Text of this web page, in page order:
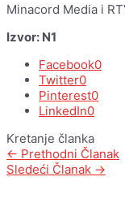
Minacord Media i
Izvor: N1
Facebook0
Twitter0
Pinterest0
LinkedIn0
Kretanje članka
← Prethodni Članak
Sledeći Članak →